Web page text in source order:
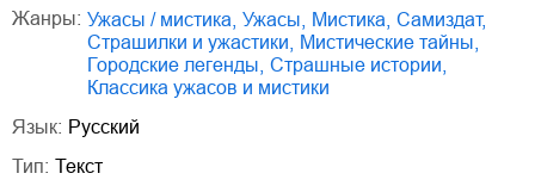
Жанры:
ужасы / мистика ужасы мистика Самиздат,
страшилки и ужастики
мистические тайны
городские легенды
страшные истории
классика ужасов и мистики
Язык: Русский
Тип: Текст